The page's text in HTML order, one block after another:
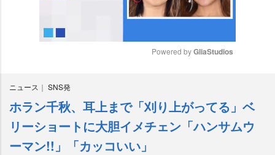
e
Powered by GliaStudios
ニュース SNS発
ホラン千秋、耳上まで「刈り上がってる」ベ
リーショートに大胆イメチェン「ハンサムウ
ーマン!!」「カッコいい」